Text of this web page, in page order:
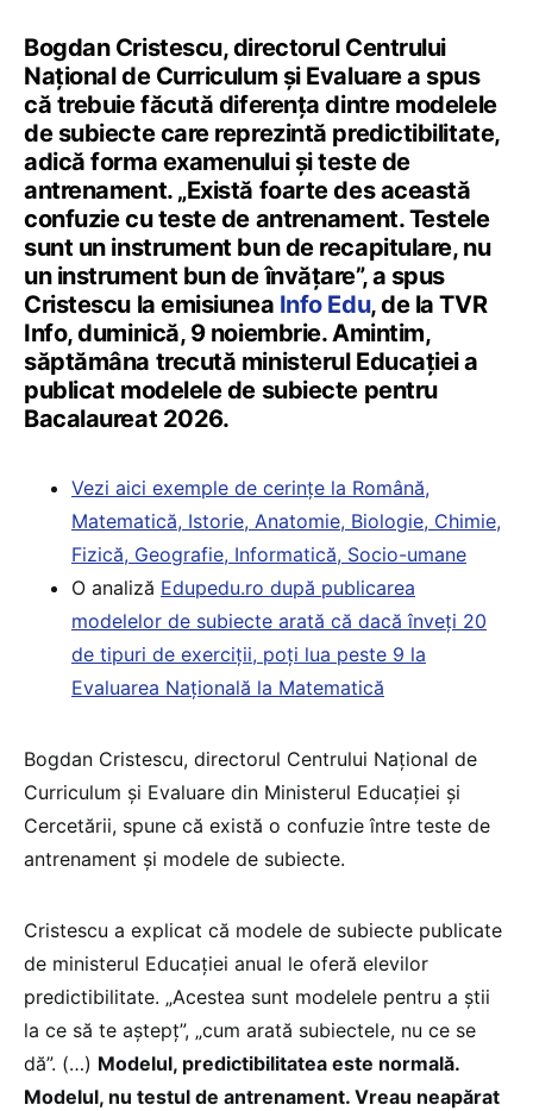
Bogdan Cristescu, directorul Centrului
Național de Curriculum și Evaluare a spus
că trebuie făcută diferența dintre modelele
de subiecte care reprezintă predictibilitate,
adică forma examenului și teste de
antrenament. „Există foarte des această
confuzie cu teste de antrenament. Testele
sunt un instrument bun de recapitulare, nu
un instrument bun de învățare”, a spus
Cristescu la emisiunea Info Edu, de la TVR
Info, duminică, 9 noiembrie. Amintim,
săptămâna trecută ministerul Educației a
publicat modelele de subiecte pentru
Bacalaureat 2026.
Vezi aici exemple de cerințe la Română,
Matematică, Istorie, Anatomie, Biologie, Chimie,
Fizică, Geografie, Informatică, Socio-umane
O analiză Edupedu.ro după publicarea
modelelor de subiecte arată că dacă înveți 20
de tipuri de exerciții, poți lua peste 9 la
Evaluarea Națională la Matematică
Bogdan Cristescu, directorul Centrului Național de
Curriculum și Evaluare din Ministerul Educației și
Cercetării, spune că există o confuzie între teste de
antrenament și modele de subiecte.
Cristescu a explicat că modele de subiecte publicate
de ministerul Educației anual le oferă elevilor
predictibilitate. „Acestea sunt modelele pentru a știi
la ce să te aștepț”, „cum arată subiectele, nu ce se
dă”. (…) Modelul, predictibilitatea este normală.
Modelul, nu testul de antrenament. Vreau neapărat